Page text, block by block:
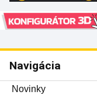
Navigácia
Novinky